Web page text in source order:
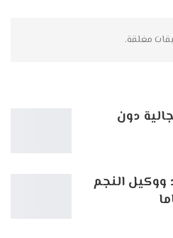
مغلقة.
دون
النجم